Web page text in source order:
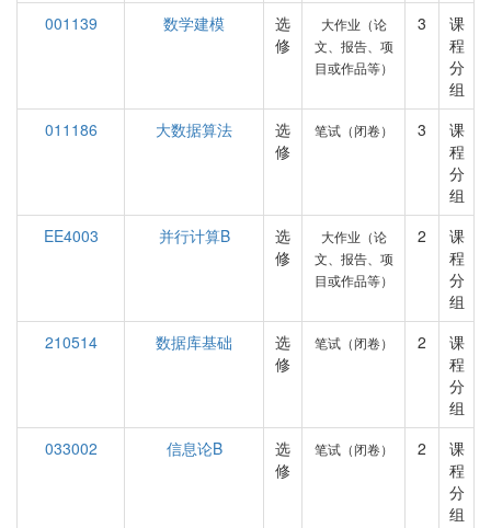
001139
数学建模
选
修
大作业（论
文、报告、项
目或作品等）
3
课
程
分
组
011186
大数据算法
选
修
笔试（闭卷） 3
课
程
分
组
EE4003
并行计算B
选
修
大作业（论
文、报告、项
目或作品等）
2
课
程
分
组
210514
数据库基础
选
修
笔试（闭卷） 2
课
程
分
组
033002
信息论B
选
修
笔试（闭卷） 2
课
程
分
组